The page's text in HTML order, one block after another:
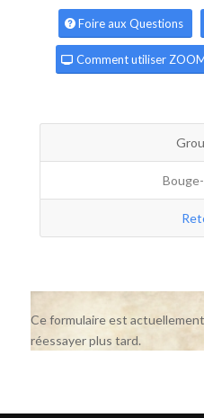
Foire aux Questions
Comment utiliser
Ce formulaire est
réessayer plus tard.